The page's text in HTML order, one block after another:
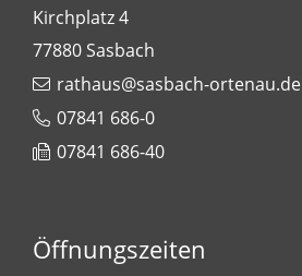
Kirchplatz 4
77880Sasbach
rathaus@sasbach-ortenau.de
07841 686-0
07841 686-40
Öffnungszeiten